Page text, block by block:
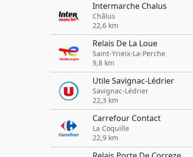
Intermarche Chalus
Châlus
22,6 km
Relais De La Loue
Saint-Yrieix-La-Perche
9,8 km
Utile Savignac-Lédrier
Savignac-Lédrier
22,3 km
Carrefour Contact
La Coquille
22,9 km